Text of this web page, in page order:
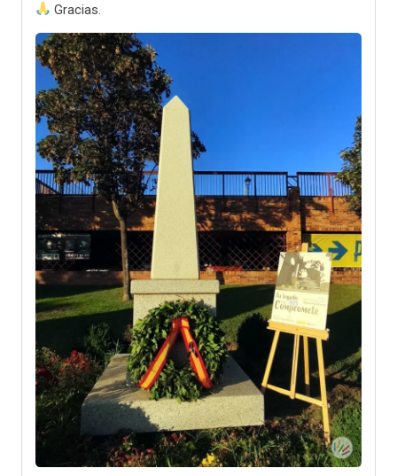
Gracias.